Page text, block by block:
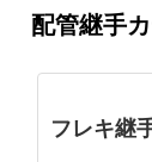
配管継手
フレキ継